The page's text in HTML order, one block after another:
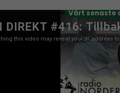
Vårt senaste